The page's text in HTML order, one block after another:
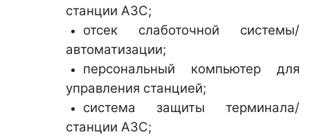
станции АЗС;
отсек слаботочной системы/
автоматизации;
персональный компьютер для
управления станцией;
система защиты терминала/
станции АЗС;